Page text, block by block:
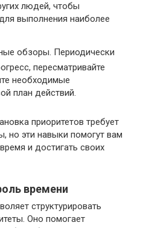
людей, чтобы
выполнения наиболее
обзоры. Периодически
пересматривайте
необходимые
план действий.
приоритетов требует
но эти навыки помогут вам
и достигать своих
времени
структурировать
Оно помогает